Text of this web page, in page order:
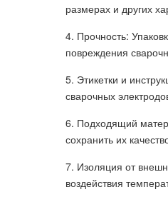
размерах и других
4. Прочность:
повреждения
5. Этикетки и
сварочных
6. Подходящий
сохранить их
7. Изоляция от
воздействия